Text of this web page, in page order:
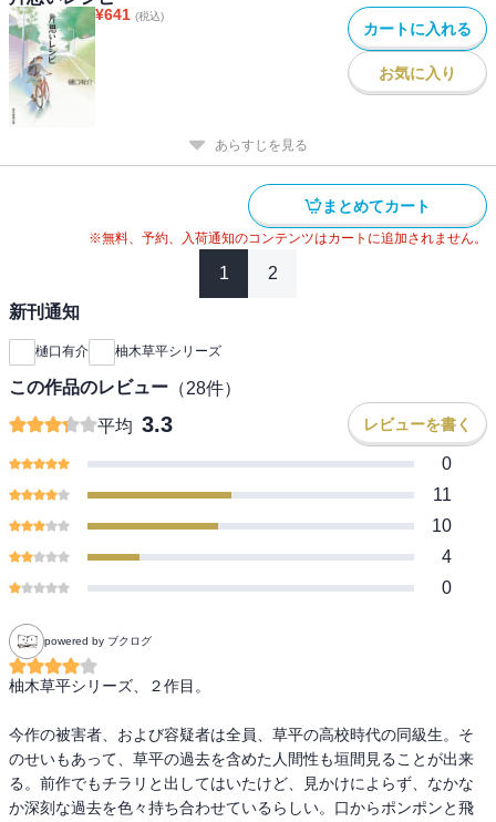
¥641 (税込)
カートに入れる
お気に入り
あらすじを見る
まとめてカート
※無料、予約、入荷通知のコンテンツはカートに追加されません。
1 2
新刊通知
樋口有介 柚木草平シリーズ
この作品のレビュー （28件）
平均 3.3 レビューを書く
0
11
10
4
0
powered by ブクログ
柚木草平シリーズ、２作目。
今作の被害者、および容疑者は全員、草平の高校時代の同級生。そ
のせいもあって、草平の過去を含めた人間性も垣間見ることが出来
る。前作でもチラリと出してはいたけど、見かけによらず、なかな
か深刻な過去を色々持ち合わせているらしい。口からポンポンと飛